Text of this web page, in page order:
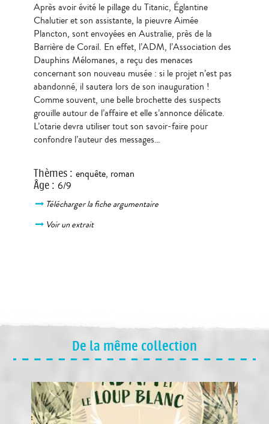
Après avoir évité le pillage du Titanic, Églantine
Chalutier et son assistante, la pieuvre Aimée
Plancton, sont envoyées en Australie, près de la
Barrière de Corail. En effet, l’ADM, l’Association des
Dauphins Mélomanes, a reçu des menaces
concernant son nouveau musée : si le projet n’est pas
abandonné, il sautera lors de son inauguration !
Comme souvent, une belle brochette des suspects
grouille autour de l’affaire et elle s’annonce délicate.
L’otarie devra utiliser tout son savoir-faire pour
confondre l’auteur des messages…
Thèmes: enquête, roman
Âge: 6/9
Télécharger la fiche argumentaire
Voir un extrait
De la même collection